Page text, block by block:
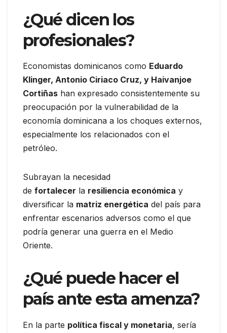
¿Qué dicen los
profesionales?
Economistas dominicanos como Eduardo
Klinger, Antonio Ciriaco Cruz, y Haivanjoe
Cortiñas han expresado consistentemente su
preocupación por la vulnerabilidad de la
economía dominicana a los choques externos,
especialmente los relacionados con el
petróleo.
Subrayan la necesidad
de fortalecer la resiliencia económica y
diversificar la matriz energética del país para
enfrentar escenarios adversos como el que
podría generar una guerra en el Medio
Oriente.
¿Qué puede hacer el
país ante esta amenza?
En la parte política fiscal y monetaria, sería